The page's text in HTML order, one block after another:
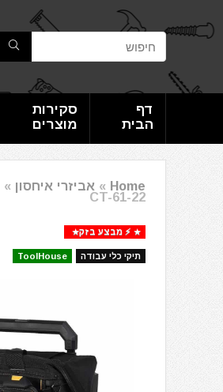
דף
הבית
סקירות
מוצרים
Home
» אביזרי איחסון »
CT-61-22
⚡️ מבצע בזק
תיקי כלי עבודה ToolHouse